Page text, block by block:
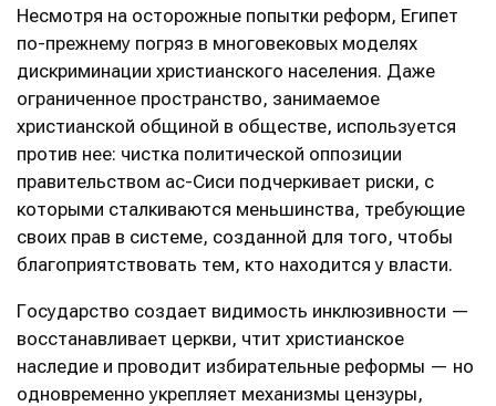
Несмотря на осторожные попытки реформ, Египет
по-прежнему погряз в многовековых моделях
дискриминации христианского населения. Даже
ограниченное пространство, занимаемое
христианской общиной в обществе, используется
против нее: чистка политической оппозиции
правительством ас-Сиси подчеркивает риски, с
которыми сталкиваются меньшинства, требующие
своих прав в системе, созданной для того, чтобы
благоприятствовать тем, кто находится у власти.
Государство создает видимость инклюзивности —
восстанавливает церкви, чтит христианское
наследие и проводит избирательные реформы — но
одновременно укрепляет механизмы цензуры,